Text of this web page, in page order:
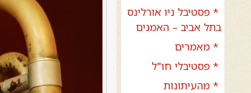
* פסטיבל ניו אורלינס
בתל אביב – האמנים
* מאמרים
* פסטיבלי חו"ל
* מהעיתונות